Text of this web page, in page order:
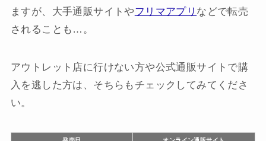
ますが、大手通販サイトやフリマアプリ などで転売
されることも…。
アウトレット店に行けない方や公式通販サイトで購
入を逃した方は、そちらもチェックしてみてくださ
い。